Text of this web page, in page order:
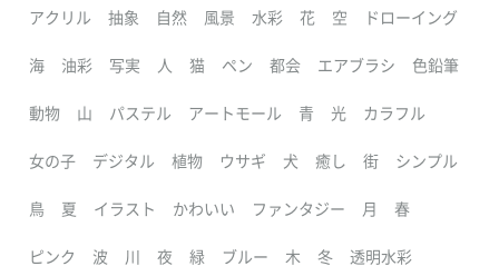
アクリル 抽象 自然 風景 水彩 花 空 ドローイング
海 油彩 写実 人 猫 ペン 都会 エアブラシ 色鉛筆
動物 山 パステル アートモール 青 光 カラフル
女の子 デジタル 植物 ウサギ 犬 癒し 街 シンプル
鳥 夏 イラスト かわいい ファンタジー 月 春
ピンク 波 川 夜 緑 ブルー 木 冬 透明水彩